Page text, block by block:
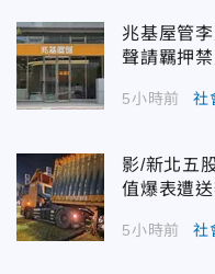
兆基屋管
聲請羈押禁
5小時前 社
影/新北五
值爆表遭
5小時前 社